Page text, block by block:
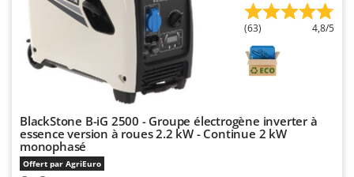
(63) 4,8/5
BlackStone B-iG 2500 - Groupe électrogène inverter à
essence version à roues 2.2 kW - Continue 2 kW
monophasé
Offert par AgriEuro